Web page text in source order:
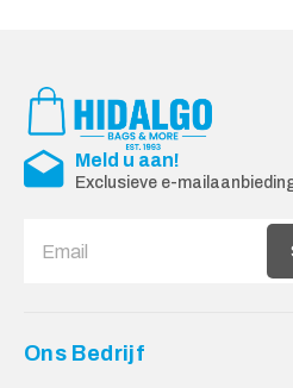
Meld u aan!
Exclusieve e-
Ons Bedrijf